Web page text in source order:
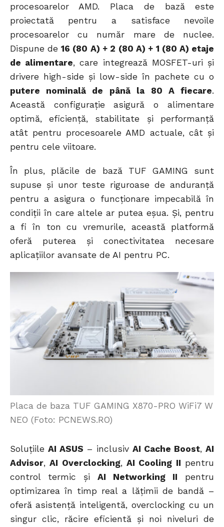
procesoarelor AMD. Placa de bază este
proiectată pentru a satisface nevoile
procesoarelor cu număr mare de nuclee.
Dispune de16 (80 A) + 2 (80 A) + 1 (80 A) etaje
de alimentare, care integrează MOSFET-uri și
drivere high-side și low-side în pachete cu o
putere nominală de până la 80 A fiecare.
Această configurație asigură o alimentare
optimă, eficiență, stabilitate și performanță
atât pentru procesoarele AMD actuale, cât și
pentru cele viitoare.
În plus, plăcile de bază TUF GAMING sunt
supuse și unor teste riguroase de anduranță
pentru a asigura o funcționare impecabilă în
condiții în care altele ar putea eșua. Și, pentru
a fi în ton cu vremurile, această platformă
oferă puterea și conectivitatea necesare
aplicațiilor avansate de AI pentru PC.
Placa de baza TUF GAMING X870-PRO WiFi7 W
NEO (Foto: PCNEWS.RO)
Soluțiile AI ASUS – inclusiv AI Cache Boost,AI
Advisor,AI Overclocking, AI Cooling II pentru
control termic și AI Networking II pentru
optimizarea în timp real a lățimii de bandă –
oferă asistență inteligentă, overclocking cu un
singur clic, răcire eficientă și noi niveluri de